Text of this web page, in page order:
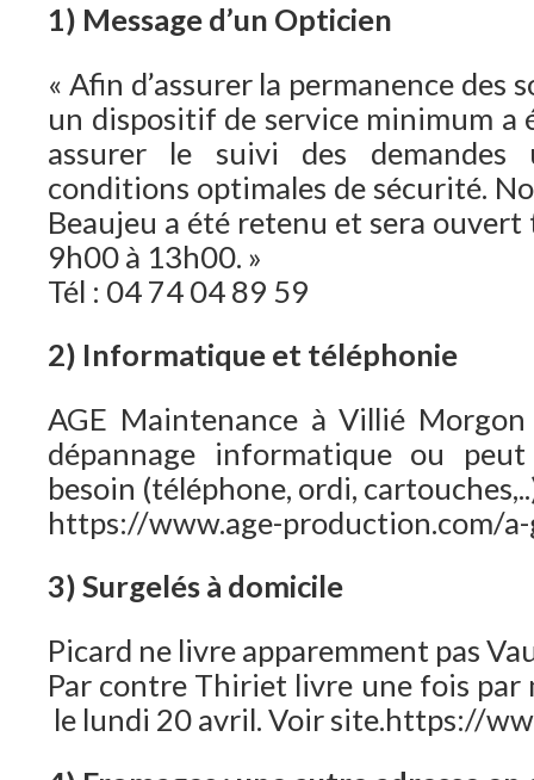
1) Message d’un Opticien
« Afin d’assurer la permanence des
un dispositif de service minimum a
assurer le suivi des demandes
conditions optimales de sécurité.
Beaujeu a été retenu et sera ouvert
9h00 à 13h00. »
Tél : 04 74 04 89 59
2) Informatique et téléphonie
AGE Maintenance à Villié
dépannage informatique ou
besoin (téléphone, ordi,
https://www.age-production.com/
3) Surgelés à domicile
Picard ne livre apparemment pas
Par contre Thiriet livre une fois par
le lundi 20 avril. Voir site.https://